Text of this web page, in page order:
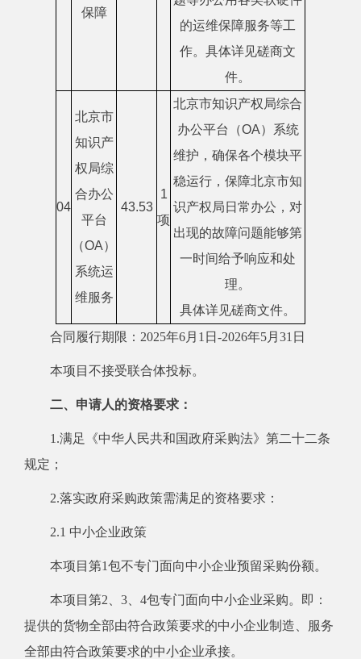
保障
的运维保障服务等工
作。具体详见磋商文
件。
04
北京市
知识产
权局综
合办公
平台
（OA）
系统运
维服务
43.53
1
项
北京市知识产权局综合
办公平台（OA）系统
维护，确保各个模块平
稳运行，保障北京市知
识产权局日常办公，对
出现的故障问题能够第
一时间给予响应和处
理。
具体详见磋商文件。
合同履行期限：2025年6月1日-2026年5月31日
本项目不接受联合体投标。
二、申请人的资格要求：
1.满足《中华人民共和国政府采购法》第二十二条
规定；
2.落实政府采购政策需满足的资格要求：
2.1 中小企业政策
本项目第1包不专门面向中小企业预留采购份额。
本项目第2、3、4包专门面向中小企业采购。即：
提供的货物全部由符合政策要求的中小企业制造、服务
全部由符合政策要求的中小企业承接。